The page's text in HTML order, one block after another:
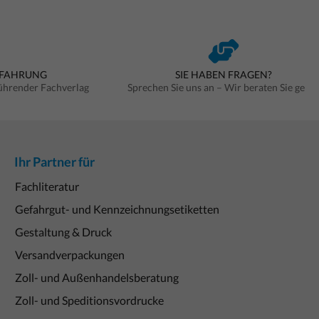
Fachverlag
SIE HABEN FRAGEN?
Sprechen Sie uns an – Wir beraten Sie gerne
Ihr Partner für
Fachliteratur
Gefahrgut- und Kennzeichnungsetiketten
Gestaltung & Druck
Versandverpackungen
Zoll- und Außenhandelsberatung
Zoll- und Speditionsvordrucke